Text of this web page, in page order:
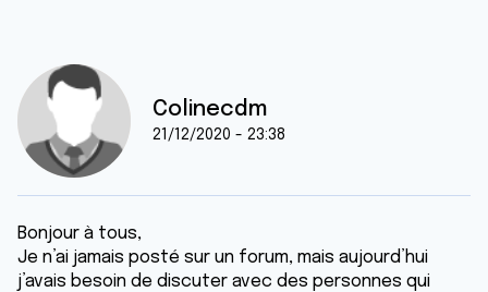
Colinecdm
21/12/2020 - 23:38
Bonjour à tous,
Je n’ai jamais posté sur un forum, mais aujourd’hui
j’avais besoin de discuter avec des personnes qui